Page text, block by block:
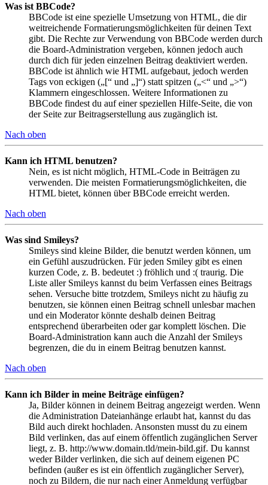
Was ist BBCode?
BBCode ist eine spezielle Umsetzung von HTML, die dir
weitreichende Formatierungsmöglichkeiten für deinen Text
gibt. Die Rechte zur Verwendung von BBCode werden durch
die Board-Administration vergeben, können jedoch auch
durch dich für jeden einzelnen Beitrag deaktiviert werden.
BBCode ist ähnlich wie HTML aufgebaut, jedoch werden
Tags von eckigen („[“ und „]“) statt spitzen („<“ und „>“)
Klammern eingeschlossen. Weitere Informationen zu
BBCode findest du auf einer speziellen Hilfe-Seite, die von
der Seite zur Beitragserstellung aus zugänglich ist.
Nach oben
Kann ich HTML benutzen?
Nein, es ist nicht möglich, HTML-Code in Beiträgen zu
verwenden. Die meisten Formatierungsmöglichkeiten, die
HTML bietet, können über BBCode erreicht werden.
Nach oben
Was sind Smileys?
Smileys sind kleine Bilder, die benutzt werden können, um
ein Gefühl auszudrücken. Für jeden Smiley gibt es einen
kurzen Code, z. B. bedeutet :) fröhlich und :( traurig. Die
Liste aller Smileys kannst du beim Verfassen eines Beitrags
sehen. Versuche bitte trotzdem, Smileys nicht zu häufig zu
benutzen, sie können einen Beitrag schnell unlesbar machen
und ein Moderator könnte deshalb deinen Beitrag
entsprechend überarbeiten oder gar komplett löschen. Die
Board-Administration kann auch die Anzahl der Smileys
begrenzen, die du in einem Beitrag benutzen kannst.
Nach oben
Kann ich Bilder in meine Beiträge einfügen?
Ja, Bilder können in deinem Beitrag angezeigt werden. Wenn
die Administration Dateianhänge erlaubt hat, kannst du das
Bild auch direkt hochladen. Ansonsten musst du zu einem
Bild verlinken, das auf einem öffentlich zugänglichen Server
liegt, z. B. http://www.domain.tld/mein-bild.gif. Du kannst
weder Bilder verlinken, die sich auf deinem eigenen PC
befinden (außer es ist ein öffentlich zugänglicher Server),
noch zu Bildern, die nur nach einer Anmeldung verfügbar